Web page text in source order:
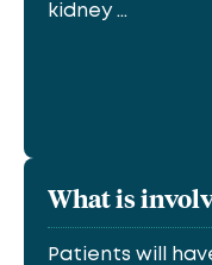
kidney ...
What is
Patients will